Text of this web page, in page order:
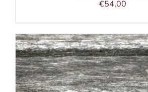
€54,00